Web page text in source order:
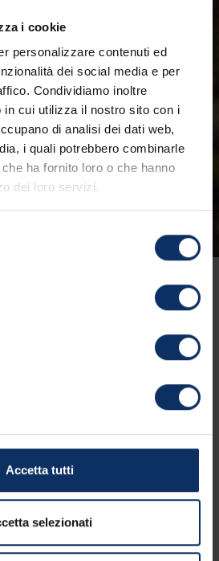
i cookie
personalizzare contenuti ed
dei social media e per
Condividiamo inoltre
in cui utilizza il nostro sito con i
di analisi dei dati web,
i quali potrebbero combinarle
ha fornito loro o che hanno
dei loro servizi.
Accetta tutti
selezionati
| 1816 Bike
bike in
unisce performance, territorio
la bici è una dimensione